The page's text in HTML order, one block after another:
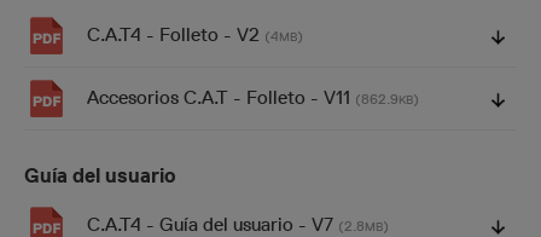
C.A.T4 - Folleto - V2 (4MB)
Accesorios C.A.T - Folleto - V11 (862.9KB)
Guía del usuario
C.A.T4 - Guía del usuario - V7 (2.8MB)